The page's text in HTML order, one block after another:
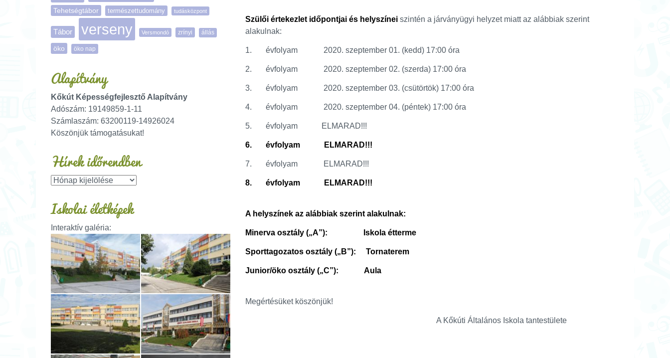
Szülői értekezlet időpontjai és helyszínei szintén a járványügyi helyzet miatt az alábbiak szerint
alakulnak:
1. évfolyam 2020. szeptember 01. (kedd) 17:00 óra
2. évfolyam 2020. szeptember 02. (szerda) 17:00 óra
3. évfolyam 2020. szeptember 03. (csütörtök) 17:00 óra
4. évfolyam 2020. szeptember 04. (péntek) 17:00 óra
5. évfolyam ELMARAD!!!
6. évfolyam ELMARAD!!!
7. évfolyam ELMARAD!!!
8. évfolyam ELMARAD!!!
A helyszínek az alábbiak szerint alakulnak:
Minerva osztály („A”): Iskola étterme
Sporttagozatos osztály („B”): Tornaterem
Junior/öko osztály („C”): Aula
Megértésüket köszönjük!
A Kőkúti Általános Iskola tantestülete
Tehetségtábor természettudomány tudásközpont
Tábor verseny Versmondó zrínyi állás
öko öko nap
Alapítvány
Kőkút Képességfejlesztő Alapítvány
Adószám: 19149859-1-11
Számlaszám: 63200119-14926024
Köszönjük támogatásukat!
Hírek időrendben
Iskolai életképek
Interaktív galéria: